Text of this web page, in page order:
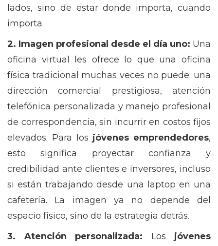
lados, sino de estar donde importa, cuando
importa.
2. Imagen profesional desde el día uno: Una
oficina virtual les ofrece lo que una oficina
física tradicional muchas veces no puede: una
dirección comercial prestigiosa, atención
telefónica personalizada y manejo profesional
de correspondencia, sin incurrir en costos fijos
elevados. Para los jóvenes emprendedores,
esto significa proyectar confianza y
credibilidad ante clientes e inversores, incluso
si están trabajando desde una laptop en una
cafetería. La imagen ya no depende del
espacio físico, sino de la estrategia detrás.
3. Atención personalizada: Los jóvenes